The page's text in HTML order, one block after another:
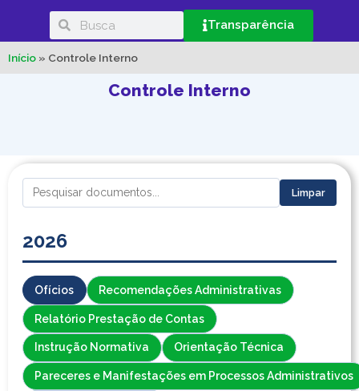
Transparência
Início » Controle Interno
Controle Interno
Limpar
2026
Ofícios Recomendações Administrativas
Relatório Prestação de Contas
Instrução Normativa Orientação Técnica
Pareceres e Manifestações em Processos Administrativos